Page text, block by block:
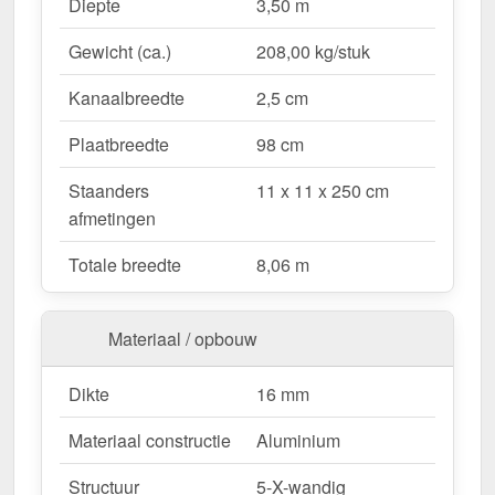
RAL 7016?
Duurzaam & stabiel
– Hoogwaardige Aluminium
constructie voor maximale weersbestendigheid.
Effectieve bescherming tegen weersinvloeden
– Bestendige Polycarbonaat dakbedekking
beschermt tegen regen & UV-straling.
Robuust voor alle weersomstandigheden
Beschikbaar voor sneeuwzone 1 (0,65 kN/m²),
ideaal voor verschillende klimatologische
omstandigheden.
Optimale lichttransmissie– Heldere &
vriendelijke sfeer met ongeveer 70 %
lichttransmissie.
Geïntegreerde dakgoot– Waterafvoer via de
verborgen goot, esthetisch & functioneel.
Ruimtebesparend design– Met slechts 3
berichten blijft uw terras open & ruimtelijk.
Diepte
3,50 m
Gewicht (ca.)
208,00 kg/stuk
Kanaalbreedte
2,5 cm
Plaatbreedte
98 cm
Staanders
afmetingen
11 x 11 x 250 cm
Totale breedte 8,06 m
Materiaal / opbouw
Dikte
16 mm
Materiaal constructie
Aluminium
Structuur
5-X-wandig